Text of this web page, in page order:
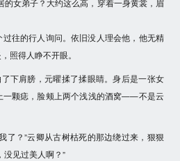
女弟子？大约这么高，穿着一身黄裳，眉
往的行人询问。依旧没人理会他，他无精
照得人睁不开眼。
下肩膀，元曜揉了揉眼睛。身后是一张女
一颗痣，脸颊上两个浅浅的酒窝——不是云
？”云卿从古树枯死的那边绕过来，狠狠
没见过美人啊？”